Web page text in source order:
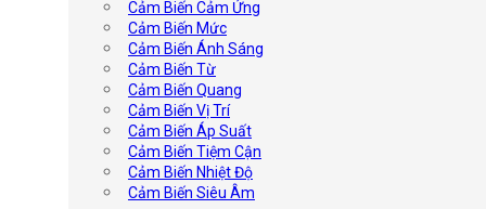
Cảm Biến Cảm Ứng
Cảm Biến Mức
Cảm Biến Ánh Sáng
Cảm Biến Từ
Cảm Biến Quang
Cảm Biến Vị Trí
Cảm Biến Áp Suất
Cảm Biến Tiệm Cận
Cảm Biến Nhiệt Độ
Cảm Biến Siêu Âm